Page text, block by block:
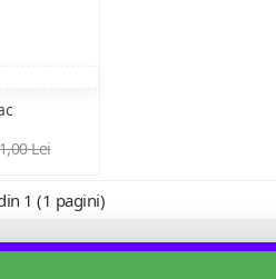
Lei
1 (1 pagini)